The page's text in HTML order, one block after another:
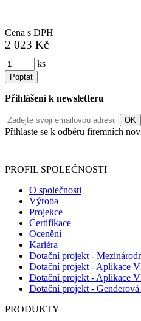
Cena s DPH
2 023 Kč
ks
Poptat
Přihlášení k newsletteru
Přihlaste se k odběru firemních
PROFIL SPOLEČNOSTI
O společnosti
Výroba
Projekce
Certifikace
Ocenění
Kariéra
Dotační projekt -
Dotační projekt - Aplikace
Dotační projekt - Aplikace
Dotační projekt -
PRODUKTY